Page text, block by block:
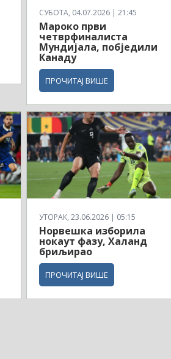
СУБОТА, 04.07.2026 | 21:45
Мароко први
четврфиналиста
Мундијала, побједили
Канаду
ПРОЧИТАЈ ВИШЕ
УТОРАК, 23.06.2026 | 05:15
Норвешка изборила
нокаут фазу, Халанд
бриљирао
ПРОЧИТАЈ ВИШЕ